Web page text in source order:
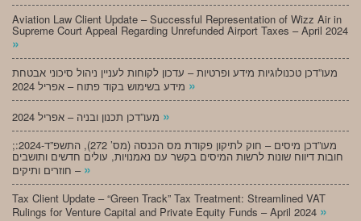
Aviation Law Client Update – Successful Representation of Wizz Air in
Supreme Court Appeal Regarding Unrefunded Airport Taxes – April 2024
»
מעו”דכן טכנולוגיות מידע ופרטיות – עדכון לקוחות לעניין ניהול סיכוני אבטחת
»
»
;מעו”דכן מיסים – חוק לתיקון פקודת מס הכנסה (מס’ 272), התשפ”ד-2024:
חובות דיווח שונות לרשות המיסים בקשר עם נאמנויות, עולים חדשים ותושבים
חוזרים ותיקים – »
Tax Client Update – “Green Track” Tax Treatment: Streamlined VAT
Rulings for Venture Capital and Private Equity Funds – April 2024 »